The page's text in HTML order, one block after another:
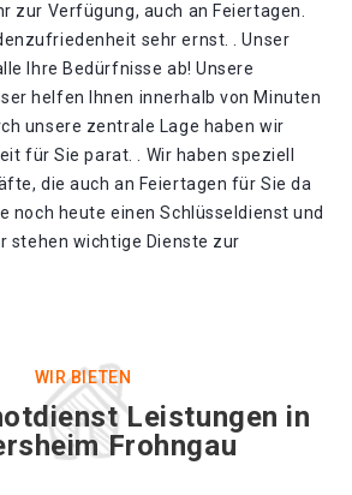
zur Verfügung, auch an Feiertagen.
sehr ernst. . Unser
Ihre Bedürfnisse ab! Unsere
helfen Ihnen innerhalb von Minuten
unsere zentrale Lage haben wir
für Sie parat. . Wir haben speziell
die auch an Feiertagen für Sie da
noch heute einen Schlüsseldienst und
stehen wichtige Dienste zur
WIR BIETEN
Leistungen in
Frohngau